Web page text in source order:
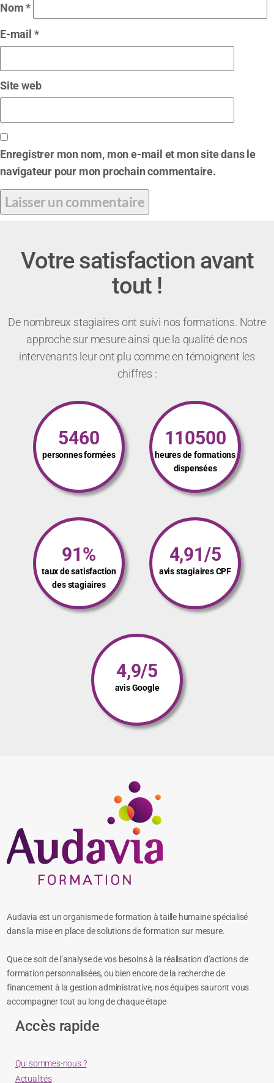
Nom*
E-mail *
Site web
Enregistrer mon nom, mon e-mail et mon site dans le
navigateur pour mon prochain commentaire.
Votre satisfaction avant
tout !
De nombreux stagiaires ont suivi nos formations. Notre
approche sur mesure ainsi que la qualité de nos
intervenants leur ont plu comme en témoignent les
chiffres :
5460
personnes formées
110500
heures de formations
dispensées
91%
taux de satisfaction
des stagiaires
4,91/5
avis stagiaires CPF
4,9/5
avis Google
Audavia est un organisme de formation à taille humaine spécialisé
dans la mise en place de solutions de formation sur mesure.
Que ce soit de l’analyse de vos besoins à la réalisation d’actions de
formation personnalisées, ou bien encore de la recherche de
financement à la gestion administrative, nos équipes sauront vous
accompagner tout au long de chaque étape
Accès rapide
Qui sommes-nous ?
Actualités